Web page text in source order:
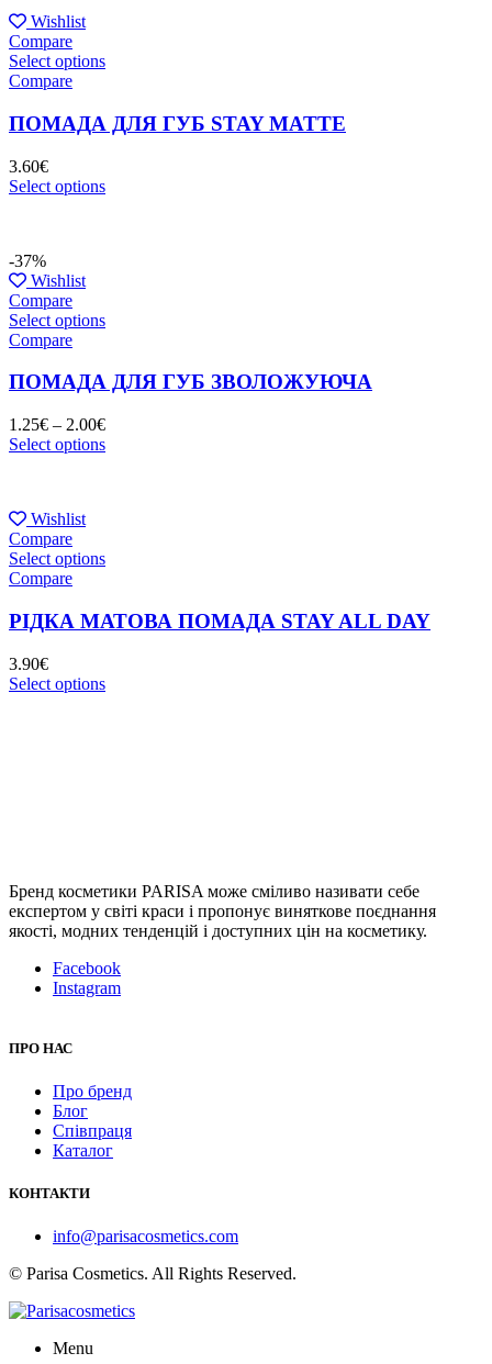
Wishlist
Compare
Select options
Compare
ПОМАДА ДЛЯ ГУБ STAY MATTE
3.60€
Select options
-37%
Wishlist
Compare
Select options
Compare
ПОМАДА ДЛЯ ГУБ ЗВОЛОЖУЮЧА
1.25€ – 2.00€
Select options
Wishlist
Compare
Select options
Compare
РІДКА МАТОВА ПОМАДА STAY ALL DAY
3.90€
Select options
Бренд косметики PARISA може сміливо називати себе
експертом у світі краси і пропонує виняткове поєднання
якості, модних тенденцій і доступних цін на косметику.
Facebook
Instagram
ПРО НАС
Про бренд
Блог
Співпраця
Каталог
КОНТАКТИ
info@parisacosmetics.com
© Parisa Cosmetics. All Rights Reserved.
Menu